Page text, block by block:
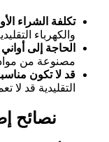
تكلفة الشراء
والكهرباء
الحاجة إلى
مصنوعة من
قد لا تكون
التقليدية قد
نصائح